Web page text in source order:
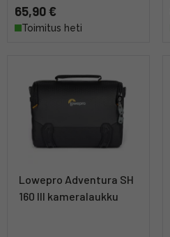
65,90 €
Toimitus heti
Lowepro Adventura SH
160 III kameralaukku